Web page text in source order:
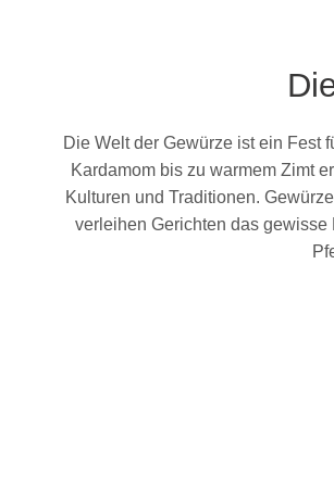
Die Welt der Gewürze ist ein Fest
Kardamom bis zu warmem Zimt
Kulturen und Traditionen.
verleihen Gerichten das